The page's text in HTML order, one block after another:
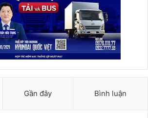
Gần đây Bình luận